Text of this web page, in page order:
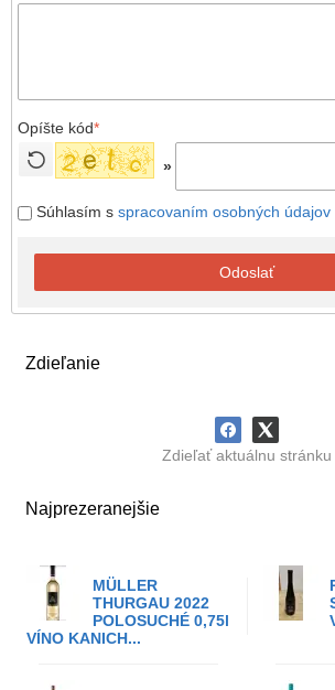
Zdieľanie
Zdieľať aktuálnu stránku
Najprezeranejšie
MÜLLER
THURGAU 2022
POLOSUCHÉ 0,75l
VÍNO KANICH...
Opíšte kód*
»
Súhlasím s spracovaním osobných údajov
Odoslať